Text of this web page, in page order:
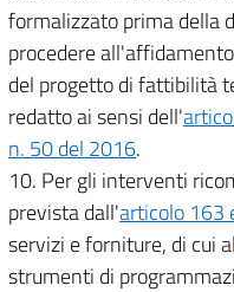
formalizzato prima della
procedere
del progetto di fattibilità
redatto ai sensi dell'
n. 50 del 2016.
10. Per gli interventi
prevista dall'articolo 163
servizi e forniture, di cui al
strumenti di